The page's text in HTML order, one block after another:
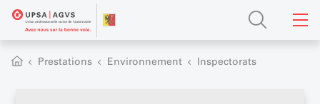
Prestations Environnement Inspectorats